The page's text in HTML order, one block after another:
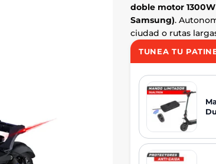
doble motor
Samsung).
ciudad o rutas
TUNEA TU